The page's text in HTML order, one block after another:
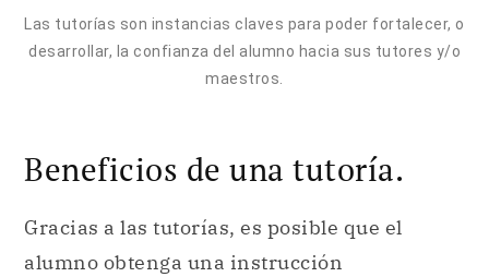
Las tutorías son instancias claves para poder fortalecer, o
desarrollar, la confianza del alumno hacia sus tutores y/o
maestros.
Beneficios de una tutoría.
Gracias a las tutorías, es posible que el
alumno obtenga una instrucción